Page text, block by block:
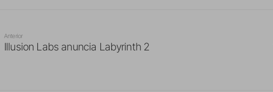
Anterior
Illusion Labs anuncia Labyrinth 2